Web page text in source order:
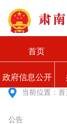
首页
政府信息公开
当前位置：首
公告